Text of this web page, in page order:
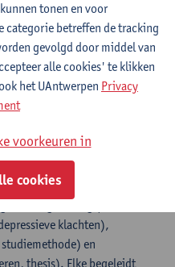
(UGent, 2009) en
kunnen bij haar
klachten),
en
thesis). Elke begeleidt
tonen en voor
categorie betreffen de tracking
gevolgd door middel van
alle cookies' te klikken
het UAntwerpen Privacy
voorkeuren in
cookies